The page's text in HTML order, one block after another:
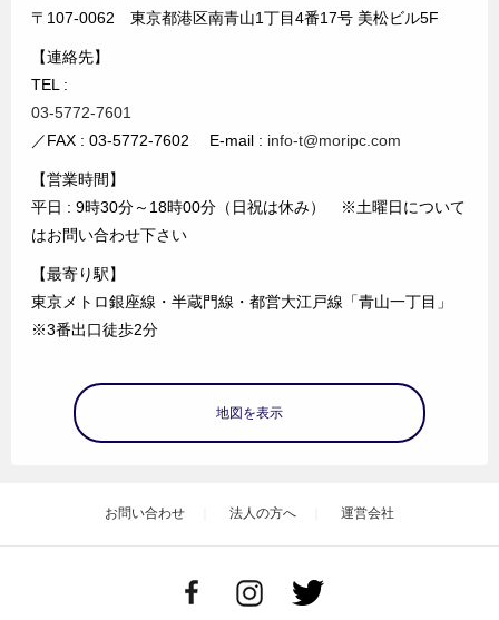
〒107-0062 東京都港区南青山1丁目4番17号 美松ビル5F
【連絡先】
TEL :
03-5772-7601
／FAX : 03-5772-7602 E-mail : info-t@moripc.com
【営業時間】
平日 : 9時30分～18時00分（日祝は休み） ※土曜日について
はお問い合わせ下さい
【最寄り駅】
東京メトロ銀座線・半蔵門線・都営大江戸線「青山一丁目」
※3番出口徒歩2分
地図を表示
お問い合わせ 法人の方へ 運営会社